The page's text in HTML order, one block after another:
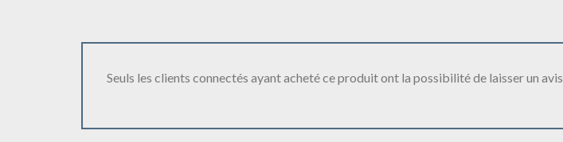
Seuls les clients connectés ayant acheté ce produit ont la possibilité de laisser un avis.